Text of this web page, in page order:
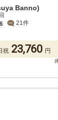
Banno)
21件
祝 23,760 円